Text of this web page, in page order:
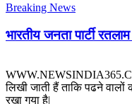
Breaking News
भारतीय जनता पार्टी
लिखी जाती हैं ताकि पढने
रखा गया है|